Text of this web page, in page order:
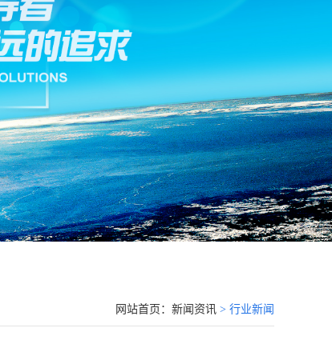
网站首页： 新闻资讯 > 行业新闻